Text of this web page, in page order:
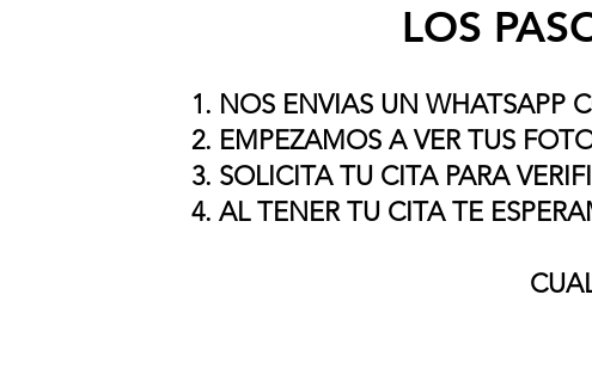
LOS
NOS ENVIAS UN WHATSAPP
EMPEZAMOS A VER TUS
SOLICITA TU CITA PARA
AL TENER TU CITA TE